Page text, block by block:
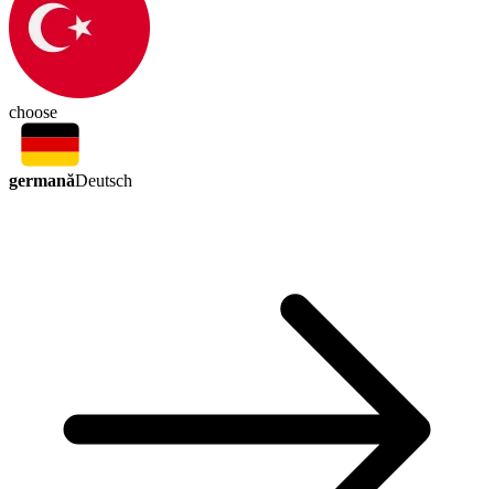
choose
germanăDeutsch